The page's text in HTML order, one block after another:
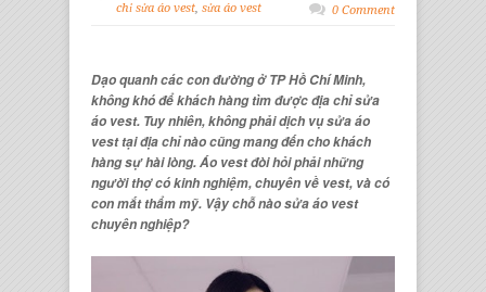
chỉ sửa áo vest, sửa áo vest 0 Comment
Dạo quanh các con đường ở TP Hồ Chí Minh,
không khó để khách hàng tìm được địa chỉ sửa
áo vest. Tuy nhiên, không phải dịch vụ sửa áo
vest tại địa chỉ nào cũng mang đến cho khách
hàng sự hài lòng. Áo vest đòi hỏi phải những
người thợ có kinh nghiệm, chuyên về vest, và có
con mắt thẩm mỹ. Vậychỗ nào sửa áo vest
chuyên nghiệp?